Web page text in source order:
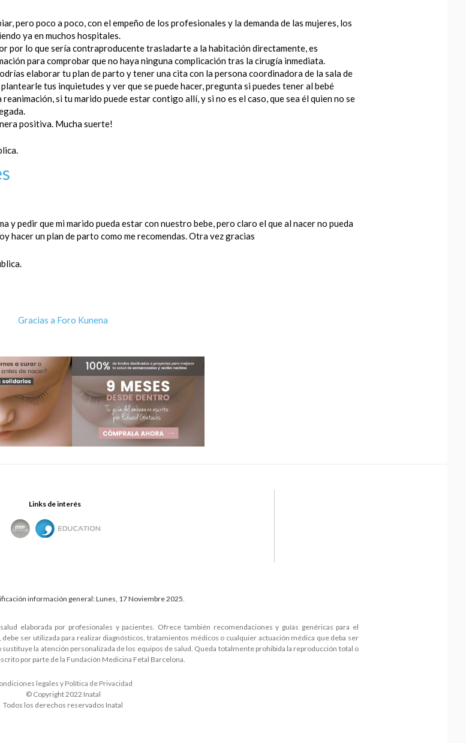
pero poco a poco, con el empeño de los profesionales y la demanda de las mujeres, los
ya en muchos hospitales.
por lo que sería contraproducente trasladarte a la habitación directamente, es
para comprobar que no haya ninguna complicación tras la cirugía inmediata.
elaborar tu plan de parto y tener una cita con la persona coordinadora de la sala de
tus inquietudes y ver que se puede hacer, pregunta si puedes tener al bebé
si tu marido puede estar contigo allí, y si no es el caso, que sea él quien no se
positiva. Mucha suerte!
y pedir que mi marido pueda estar con nuestro bebe, pero claro el que al nacer no pueda
hacer un plan de parto como me recomendas. Otra vez gracias
Gracias a Foro Kunena
Links de interés
información general: Lunes, 17 Noviembre 2025.
elaborada por profesionales y pacientes. Ofrece también recomendaciones y guías genéricas para el
ser utilizada para realizar diagnósticos, tratamientos médicos o cualquier actuación médica que deba ser
la atención personalizada de los equipos de salud. Queda totalmente prohibida la reproducción total o
por parte de la Fundación Medicina Fetal Barcelona.
legales y Política de Privacidad
© Copyright 2022 Inatal
Todos los derechos reservados Inatal